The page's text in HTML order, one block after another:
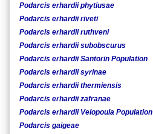
Podarcis erhardii phytiusae
Podarcis erhardii riveti
Podarcis erhardii ruthveni
Podarcis erhardii subobscurus
Podarcis erhardii Santorin Population
Podarcis erhardii syrinae
Podarcis erhardii thermiensis
Podarcis erhardii zafranae
Podarcis erhardii Velopoula Population
Podarcis gaigeae